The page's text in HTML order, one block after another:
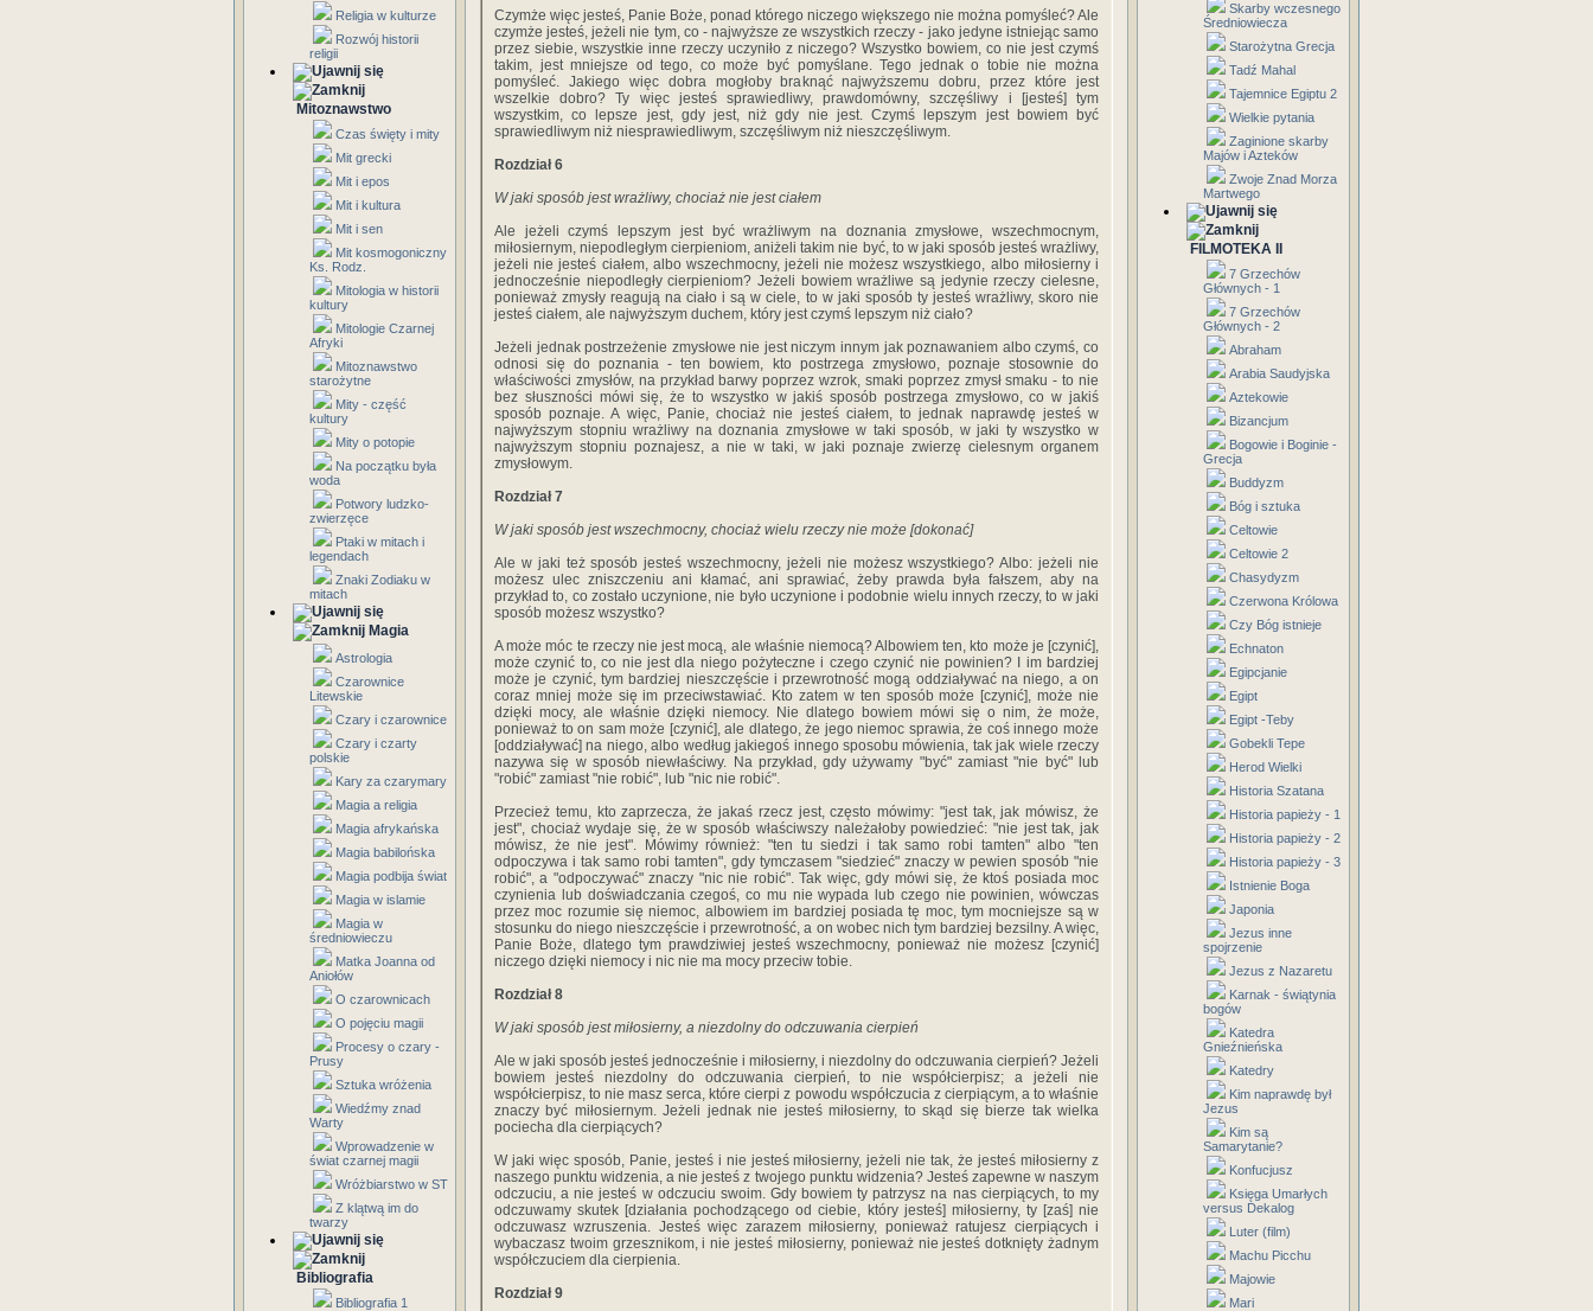
Religia w kulturze
Rozwój historii
religii
Mitoznawstwo
Czas święty i mity
Mit grecki
Mit i epos
Mit i kultura
Mit i sen
Mit kosmogoniczny
Ks. Rodz.
Mitologia w historii
kultury
Mitologie Czarnej
Afryki
Mitoznawstwo
starożytne
Mity - część
kultury
Mity o potopie
Na początku była
woda
Potwory ludzko-
zwierzęce
Ptaki w mitach i
legendach
Znaki Zodiaku w
mitach
Magia
Astrologia
Czarownice
Litewskie
Czary i czarownice
Czary i czarty
polskie
Kary za czarymary
Magia a religia
Magia afrykańska
Magia babilońska
Magia podbija świat
Magia w islamie
Magia w
średniowieczu
Matka Joanna od
Aniołów
O czarownicach
O pojęciu magii
Procesy o czary -
Prusy
Sztuka wróżenia
Wiedźmy znad
Warty
Wprowadzenie w
świat czarnej magii
Wróżbiarstwo w ST
Z klątwą im do
twarzy
Bibliografia
Bibliografia 1
Czymże więc jesteś, Panie Boże, ponad którego niczego większego nie można pomyśleć? Ale
czymże jesteś, jeżeli nie tym, co - najwyższe ze wszystkich rzeczy - jako jedyne istniejąc samo
przez siebie, wszystkie inne rzeczy uczyniło z niczego? Wszystko bowiem, co nie jest czymś
takim, jest mniejsze od tego, co może być pomyślane. Tego jednak o tobie nie można
pomyśleć. Jakiego więc dobra mogłoby braknąć najwyższemu dobru, przez które jest
wszelkie dobro? Ty więc jesteś sprawiedliwy, prawdomówny, szczęśliwy i [jesteś] tym
wszystkim, co lepsze jest, gdy jest, niż gdy nie jest. Czymś lepszym jest bowiem być
sprawiedliwym niż niesprawiedliwym, szczęśliwym niż nieszczęśliwym.
Rozdział 6
W jaki sposób jest wrażliwy, chociaż nie jest ciałem
Ale jeżeli czymś lepszym jest być wrażliwym na doznania zmysłowe, wszechmocnym,
miłosiernym, niepodległym cierpieniom, aniżeli takim nie być, to w jaki sposób jesteś wrażliwy,
jeżeli nie jesteś ciałem, albo wszechmocny, jeżeli nie możesz wszystkiego, albo miłosierny i
jednocześnie niepodległy cierpieniom? Jeżeli bowiem wrażliwe są jedynie rzeczy cielesne,
ponieważ zmysły reagują na ciało i są w ciele, to w jaki sposób ty jesteś wrażliwy, skoro nie
jesteś ciałem, ale najwyższym duchem, który jest czymś lepszym niż ciało?
Jeżeli jednak postrzeżenie zmysłowe nie jest niczym innym jak poznawaniem albo czymś, co
odnosi się do poznania - ten bowiem, kto postrzega zmysłowo, poznaje stosownie do
właściwości zmysłów, na przykład barwy poprzez wzrok, smaki poprzez zmysł smaku - to nie
bez słuszności mówi się, że to wszystko w jakiś sposób postrzega zmysłowo, co w jakiś
sposób poznaje. A więc, Panie, chociaż nie jesteś ciałem, to jednak naprawdę jesteś w
najwyższym stopniu wrażliwy na doznania zmysłowe w taki sposób, w jaki ty wszystko w
najwyższym stopniu poznajesz, a nie w taki, w jaki poznaje zwierzę cielesnym organem
zmysłowym.
Rozdział 7
W jaki sposób jest wszechmocny, chociaż wielu rzeczy nie może [dokonać]
Ale w jaki też sposób jesteś wszechmocny, jeżeli nie możesz wszystkiego? Albo: jeżeli nie
możesz ulec zniszczeniu ani kłamać, ani sprawiać, żeby prawda była fałszem, aby na
przykład to, co zostało uczynione, nie było uczynione i podobnie wielu innych rzeczy, to w jaki
sposób możesz wszystko?
A może móc te rzeczy nie jest mocą, ale właśnie niemocą? Albowiem ten, kto może je [czynić],
może czynić to, co nie jest dla niego pożyteczne i czego czynić nie powinien? I im bardziej
może je czynić, tym bardziej nieszczęście i przewrotność mogą oddziaływać na niego, a on
coraz mniej może się im przeciwstawiać. Kto zatem w ten sposób może [czynić], może nie
dzięki mocy, ale właśnie dzięki niemocy. Nie dlatego bowiem mówi się o nim, że może,
ponieważ to on sam może [czynić], ale dlatego, że jego niemoc sprawia, że coś innego może
[oddziaływać] na niego, albo według jakiegoś innego sposobu mówienia, tak jak wiele rzeczy
nazywa się w sposób niewłaściwy. Na przykład, gdy używamy "być" zamiast "nie być" lub
"robić" zamiast "nie robić", lub "nic nie robić".
Przecież temu, kto zaprzecza, że jakaś rzecz jest, często mówimy: "jest tak, jak mówisz, że
jest", chociaż wydaje się, że w sposób właściwszy należałoby powiedzieć: "nie jest tak, jak
mówisz, że nie jest". Mówimy również: "ten tu siedzi i tak samo robi tamten" albo "ten
odpoczywa i tak samo robi tamten", gdy tymczasem "siedzieć" znaczy w pewien sposób "nie
robić", a "odpoczywać" znaczy "nic nie robić". Tak więc, gdy mówi się, że ktoś posiada moc
czynienia lub doświadczania czegoś, co mu nie wypada lub czego nie powinien, wówczas
przez moc rozumie się niemoc, albowiem im bardziej posiada tę moc, tym mocniejsze są w
stosunku do niego nieszczęście i przewrotność, a on wobec nich tym bardziej bezsilny. A więc,
Panie Boże, dlatego tym prawdziwiej jesteś wszechmocny, ponieważ nie możesz [czynić]
niczego dzięki niemocy i nic nie ma mocy przeciw tobie.
Rozdział 8
W jaki sposób jest miłosierny, a niezdolny do odczuwania cierpień
Ale w jaki sposób jesteś jednocześnie i miłosierny, i niezdolny do odczuwania cierpień? Jeżeli
bowiem jesteś niezdolny do odczuwania cierpień, to nie współcierpisz; a jeżeli nie
współcierpisz, to nie masz serca, które cierpi z powodu współczucia z cierpiącym, a to właśnie
znaczy być miłosiernym. Jeżeli jednak nie jesteś miłosierny, to skąd się bierze tak wielka
pociecha dla cierpiących?
W jaki więc sposób, Panie, jesteś i nie jesteś miłosierny, jeżeli nie tak, że jesteś miłosierny z
naszego punktu widzenia, a nie jesteś z twojego punktu widzenia? Jesteś zapewne w naszym
odczuciu, a nie jesteś w odczuciu swoim. Gdy bowiem ty patrzysz na nas cierpiących, to my
odczuwamy skutek [działania pochodzącego od ciebie, który jesteś] miłosierny, ty [zaś] nie
odczuwasz wzruszenia. Jesteś więc zarazem miłosierny, ponieważ ratujesz cierpiących i
wybaczasz twoim grzesznikom, i nie jesteś miłosierny, ponieważ nie jesteś dotknięty żadnym
współczuciem dla cierpienia.
Rozdział 9
Skarby wczesnego
Średniowiecza
Starożytna Grecja
Tadź Mahal
Tajemnice Egiptu 2
Wielkie pytania
Zaginione skarby
Majów i Azteków
Zwoje Znad Morza
Martwego
FILMOTEKA II
7 Grzechów
Głównych - 1
7 Grzechów
Głównych - 2
Abraham
Arabia Saudyjska
Aztekowie
Bizancjum
Bogowie i Boginie -
Grecja
Buddyzm
Bóg i sztuka
Celtowie
Celtowie 2
Chasydyzm
Czerwona Królowa
Czy Bóg istnieje
Echnaton
Egipcjanie
Egipt
Egipt -Teby
Gobekli Tepe
Herod Wielki
Historia Szatana
Historia papieży - 1
Historia papieży - 2
Historia papieży - 3
Istnienie Boga
Japonia
Jezus inne
spojrzenie
Jezus z Nazaretu
Karnak - świątynia
bogów
Katedra
Gnieźnieńska
Katedry
Kim naprawdę był
Jezus
Kim są
Samarytanie?
Konfucjusz
Księga Umarłych
versus Dekalog
Luter (film)
Machu Picchu
Majowie
Mari